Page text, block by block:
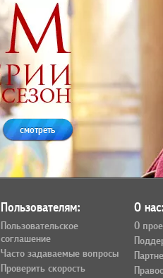
смотреть
Пользователям:
Пользовательское
соглашение
Часто задаваемые вопросы
Проверить скорость
О
О